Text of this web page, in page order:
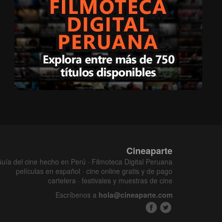
Cineaparte
del cine hecho en Perú · Filmoteca Digital Peruana
películas en español · cine online gratis y de pago
cartelera · festivales y muestras de cine
Escríbenos a hola@cineaparte.com